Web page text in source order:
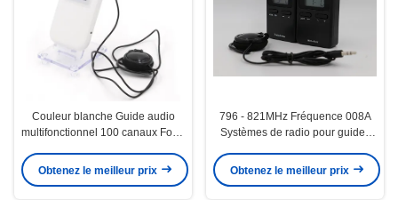
Couleur blanche Guide audio
multifonctionnel 100 canaux Forte
Obtenez le meilleur prix
796 - 821MHz Fréquence 008A
Systèmes de radio pour guides
250 mètres
Obtenez le meilleur prix